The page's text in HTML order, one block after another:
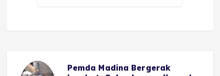
Pemda Madina Bergerak